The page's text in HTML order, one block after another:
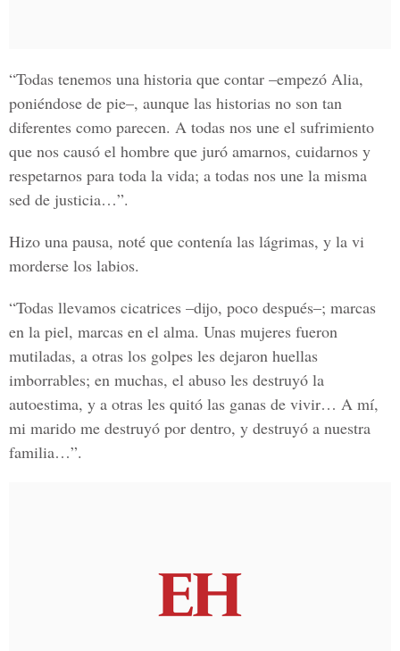
“Todas tenemos una historia que contar –empezó Alia,
poniéndose de pie–, aunque las historias no son tan
diferentes como parecen. A todas nos une el sufrimiento
que nos causó el hombre que juró amarnos, cuidarnos y
respetarnos para toda la vida; a todas nos une la misma
sed de justicia…”.
Hizo una pausa, noté que contenía las lágrimas, y la vi
morderse los labios.
“Todas llevamos cicatrices –dijo, poco después–; marcas
en la piel, marcas en el alma. Unas mujeres fueron
mutiladas, a otras los golpes les dejaron huellas
imborrables; en muchas, el abuso les destruyó la
autoestima, y a otras les quitó las ganas de vivir… A mí,
mi marido me destruyó por dentro, y destruyó a nuestra
familia…”.